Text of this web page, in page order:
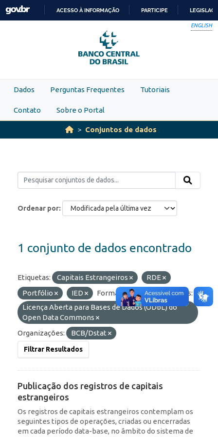
Skip to main content
PARA
O
CONTEÚDO
ACESSO À INFORMAÇÃO PARTICIPE
ENGLISH
Dados Perguntas Frequentes Tutoriais
Contato Sobre o Portal
Conjuntos de dados
Ordenar por
1 conjunto de dados encontrado
Etiquetas: Capitais Estrangeiros
RDE
Portfólio
IED Formatos: API
Licenças:
Licença Aberta para Bases de Dados (ODbL) do
Open Data Commons
Organizações:
BCB/Dstat
Filtrar Resultados
Publicação dos registros de capitais
estrangeiros
Os registros de capitais estrangeiros contemplam os
seguintes tipos de operações, criadas ou encerradas
em cada período data-base, no âmbito do sistema de